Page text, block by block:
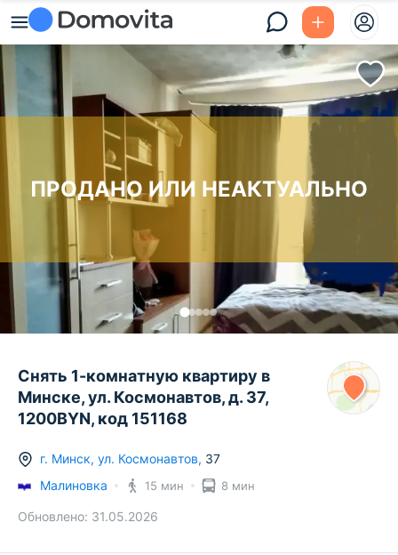
ПРОДАНО ИЛИ НЕАКТУАЛЬНО
Снять 1-комнатную квартиру в
Минске, ул. Космонавтов, д. 37,
1200BYN, код 151168
г. Минск, ул. Космонавтов, 37
Малиновка
15 мин 8 мин
Обновлено: 31.05.2026